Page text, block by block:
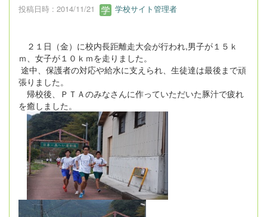
投稿日時 : 2014/11/21 学校サイト管理者
２１日（金）に校内長距離走大会が行われ,男子が１５ｋ
ｍ、女子が１０ｋｍを走りました。
途中、保護者の対応や給水に支えられ、生徒達は最後まで頑
張りました。
帰校後、ＰＴＡのみなさんに作っていただいた豚汁で疲れ
を癒しました。